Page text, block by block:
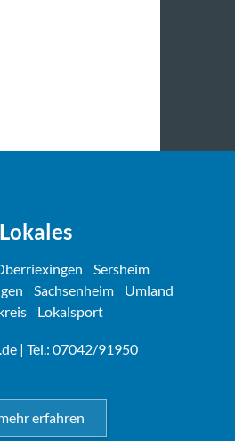
Lokales
Sersheim
Sachsenheim
Umland
Lokalsport
| Tel.: 07042/91950
erfahren